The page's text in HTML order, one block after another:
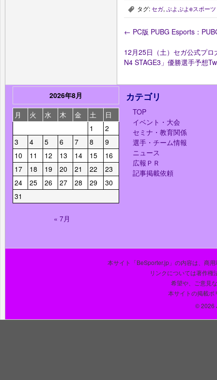
, タグ:セガ,ぷよぷよeスポーツ
← PC版 PUBG Esports：
12月25日（土）セガ公式プ
N4 STAGE3」優勝選手予想
2026年8月
月
火 水 木 金 土
日
1
2
3
4 5 6 7 8
9
10
11 12 13 14 15
16
17
18 19 20 21 22
23
24
25 26 27 28 29
30
31
« 7月
カテゴリ
TOP
イベント・大会
セミナ・教育関係
選手・チーム情報
ニュース
広報ＰＲ
記事掲載依頼
本サイト「BeSporter.jp」の内容は、商
リンクについては著作権
希望や、ご意見
本サイトの掲載ポ
© 2026